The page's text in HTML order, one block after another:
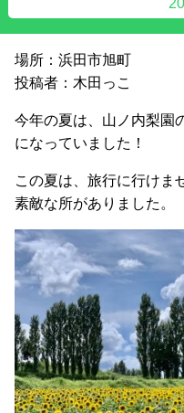
場所：浜田市旭町
投稿者：木田っこ
今年の夏は、山ノ内梨園
になっていました！
この夏は、旅行に行けま
素敵な所がありました。